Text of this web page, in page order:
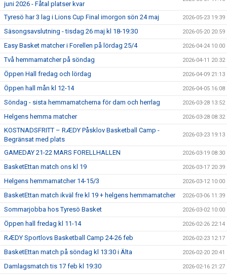
juni 2026 - Fåtal platser kvar
Tyresö har 3 lag i Lions Cup Final imorgon sön 24 maj 2026-05-23 19:39
Säsongsavslutning - tisdag 26 maj kl 18-19:30 2026-05-20 20:59
Easy Basket matcher i Forellen på lördag 25/4 2026-04-24 10:00
Två hemmamatcher på söndag 2026-04-11 20:32
Öppen Hall fredag och lördag 2026-04-09 21:13
Öppen hall mån kl 12-14 2026-04-05 16:08
Söndag - sista hemmamatcherna för dam och herrlag 2026-03-28 13:52
Helgens hemma matcher 2026-03-28 08:32
KOSTNADSFRITT – RÆDY Påsklov Basketball Camp -
Begränsat med plats
2026-03-23 19:13
GAMEDAY 21-22 MARS FORELLHALLEN 2026-03-19 08:30
BasketEttan match ons kl 19 2026-03-17 20:39
Helgens hemmamatcher 14-15/3 2026-03-12 10:00
BasketEttan match ikväl fre kl 19 + helgens hemmamatcher 2026-03-06 11:39
Sommarjobba hos Tyresö Basket 2026-03-02 10:00
Öppen hall fredag kl 11-14 2026-02-26 22:14
RÆDY Sportlovs Basketball Camp 24-26 feb 2026-02-23 12:17
BasketEttan match på söndag kl 13:30 i Älta 2026-02-20 20:41
Damlagsmatch tis 17 feb kl 19:30 2026-02-16 21:27